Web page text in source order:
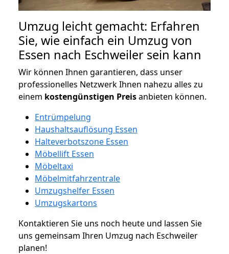
Umzug leicht gemacht: Erfahren
Sie, wie einfach ein Umzug von
Essen nach Eschweiler sein kann
Wir können Ihnen garantieren, dass unser
professionelles Netzwerk Ihnen nahezu alles zu
einem kostengünstigen Preisanbieten können.
Entrümpelung
Haushaltsauflösung Essen
Halteverbotszone Essen
Möbellift Essen
Möbeltaxi
Möbelmitfahrzentrale
Umzugshelfer Essen
Umzugskartons
Kontaktieren Sie uns noch heute und lassen Sie
uns gemeinsam Ihren Umzug nach Eschweiler
planen!